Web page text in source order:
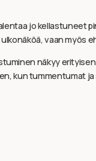
jo kellastuneet
vaan myös
näkyy
kun tummentumat